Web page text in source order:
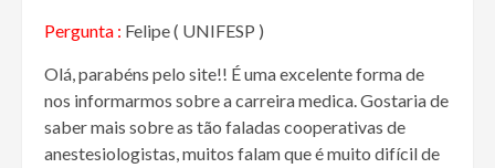
Pergunta : Felipe ( UNIFESP )
Olá, parabéns pelo site!! É uma excelente forma de
nos informarmos sobre a carreira medica. Gostaria de
saber mais sobre as tão faladas cooperativas de
anestesiologistas, muitos falam que é muito difícil de